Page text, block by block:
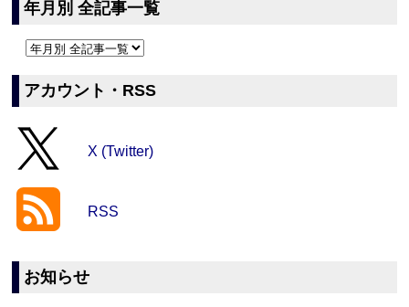
年月別 全記事一覧
アカウント・RSS
X (Twitter)
RSS
お知らせ